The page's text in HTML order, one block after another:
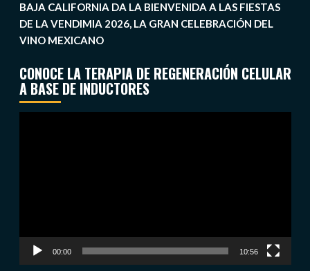
BAJA CALIFORNIA DA LA BIENVENIDA A LAS FIESTAS
DE LA VENDIMIA 2026, LA GRAN CELEBRACIÓN DEL
VINO MEXICANO
CONOCE LA TERAPIA DE REGENERACIÓN CELULAR
A BASE DE INDUCTORES
00:00 10:56